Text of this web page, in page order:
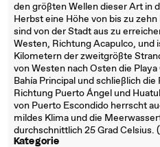
den größten Wellen dieser Art in
Herbst eine Höhe von bis zu
sind von der Stadt aus zu
Westen, Richtung Acapulco, und
Kilometern der zweitgrößte
von Westen nach Osten die
Bahía Principal und schließlich
Richtung Puerto Ángel und
von Puerto Escondido herrscht
mildes Klima und die
durchschnittlich 25 Grad Celsius.
Kategorie